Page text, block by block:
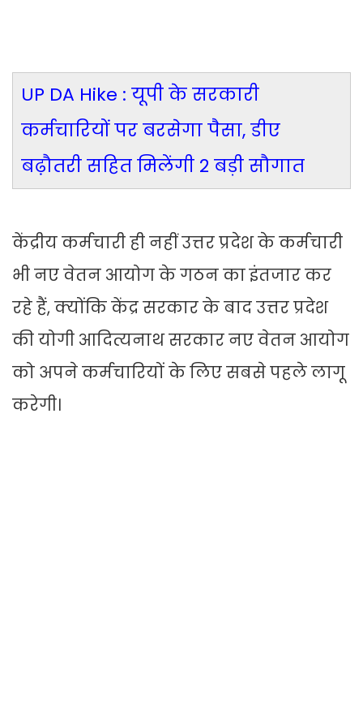
UP DA Hike : यूपी के सरकारी
कर्मचारियों पर बरसेगा पैसा, डीए
बढ़ौतरी सहित मिलेंगी 2 बड़ी सौगात
केंद्रीय कर्मचारी ही नहीं उत्तर प्रदेश के कर्मचारी
भी नए वेतन आयोग के गठन का इंतजार कर
रहे हैं, क्योंकि केंद्र सरकार के बाद उत्तर प्रदेश
की योगी आदित्यनाथ सरकार नए वेतन आयोग
को अपने कर्मचारियों के लिए सबसे पहले लागू
करेगी।